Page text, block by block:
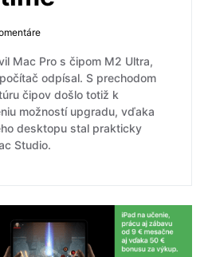
Mac Pro s čipom M2 Ultra,
odpísal. S prechodom
čipov došlo totiž k
možností upgradu, vďaka
desktopu stal prakticky
Studio.